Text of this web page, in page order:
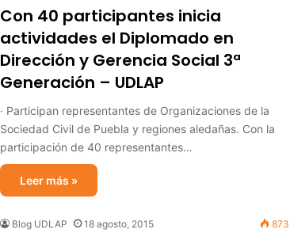
Con 40 participantes inicia
actividades el Diplomado en
Dirección y Gerencia Social 3ª
Generación – UDLAP
· Participan representantes de Organizaciones de la
Sociedad Civil de Puebla y regiones aledañas. Con la
participación de 40 representantes…
Leer más »
Blog UDLAP 18 agosto, 2015 873